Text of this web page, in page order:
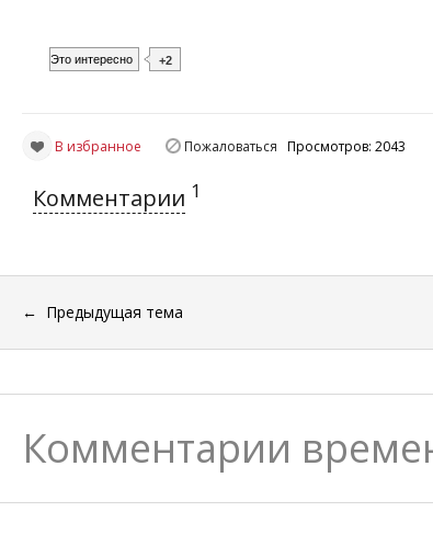
Это интересно +2
В избранное Пожаловаться Просмотров: 2043
Комментарии 1
← Предыдущая тема
Комментарии